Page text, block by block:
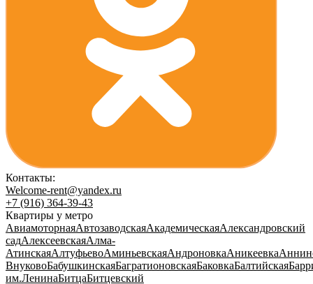
Контакты:
Welcome-rent@yandex.ru
+7 (916) 364-39-43
Квартиры у метро
АвиамоторнаяАвтозаводскаяАкадемическаяАлександровский
садАлексеевскаяАлма-
АтинскаяАлтуфьевоАминьевскаяАндроновкаАникеевка
ВнуковоБабушкинскаяБагратионовскаяБаковкаБалтийская
им.ЛенинаБитцаБитцевский